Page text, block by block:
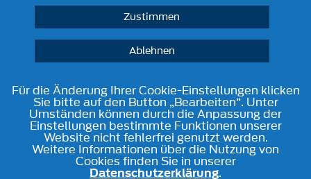
Kontakt
Zustimmen
Ablehnen
Für die Änderung Ihrer Cookie-Einstellungen klicken
Sie bitte auf den Button „Bearbeiten“. Unter
Umständen können durch die Anpassung der
Einstellungen bestimmte Funktionen unserer
Website nicht fehlerfrei genutzt werden.
Weitere Informationen über die Nutzung von
Cookies finden Sie in unserer
Datenschutzerklärung.